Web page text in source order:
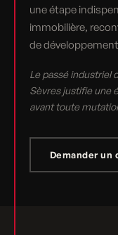
une étape
immobilière,
de
Le passé industriel
Sèvres justifie une
avant toute
Demander un